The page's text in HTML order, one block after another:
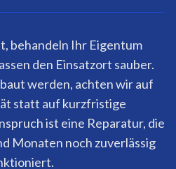
behandeln Ihr Eigentum
den Einsatzort sauber.
werden, achten wir auf
statt auf kurzfristige
ist eine Reparatur, die
Monaten noch zuverlässig